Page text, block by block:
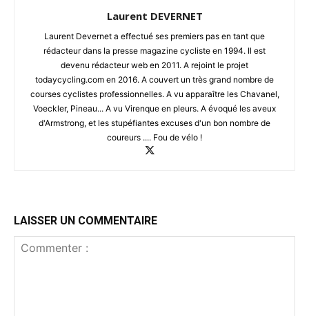
Laurent DEVERNET
Laurent Devernet a effectué ses premiers pas en tant que
rédacteur dans la presse magazine cycliste en 1994. Il est
devenu rédacteur web en 2011. A rejoint le projet
todaycycling.com en 2016. A couvert un très grand nombre de
courses cyclistes professionnelles. A vu apparaître les Chavanel,
Voeckler, Pineau... A vu Virenque en pleurs. A évoqué les aveux
d'Armstrong, et les stupéfiantes excuses d'un bon nombre de
coureurs .... Fou de vélo !
LAISSER UN COMMENTAIRE